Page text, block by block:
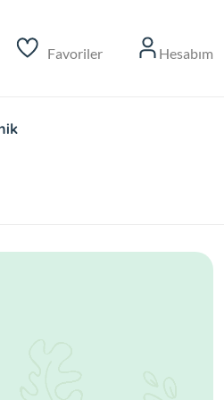
Favoriler Hesabım